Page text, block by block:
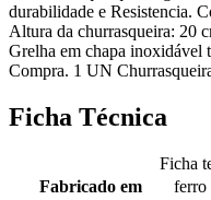
durabilidade e Resistencia.
Altura da churrasqueira: 20
Grelha em chapa inoxidável
Compra. 1 UN
Ficha Técnica
Ficha
Fabricado em
ferro